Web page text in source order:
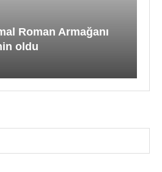
Roman Armağanı
oldu